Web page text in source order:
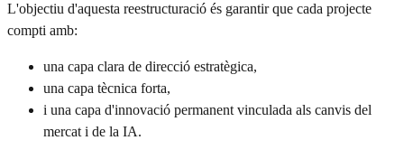
L'objectiu d'aquesta reestructuració és garantir que cada projecte
compti amb:
una capa clara de direcció estratègica,
una capa tècnica forta,
i una capa d'innovació permanent vinculada als canvis del
mercat i de la IA.